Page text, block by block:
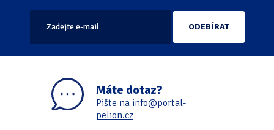
Pracuji zrakem a sluchem(515)
Asistivní software(428)
Běžný software(284)
Máte dotaz?
Pište na info@portal-
pelion.cz